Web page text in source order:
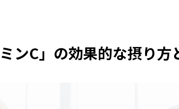
ンC」の効果的な摂り方